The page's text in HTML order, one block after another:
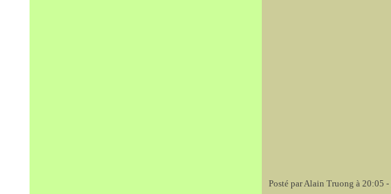
Posté par Alain Truong à 20:05 -